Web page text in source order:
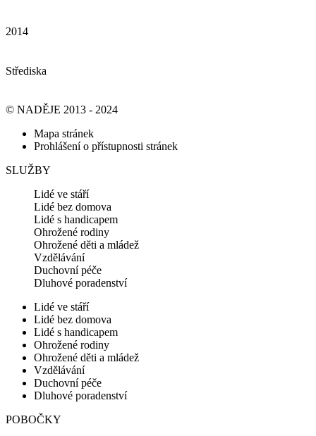
2014
Střediska
© NADĚJE 2013 - 2024
Mapa stránek
Prohlášení o přístupnosti stránek
SLUŽBY
Lidé ve stáří
Lidé bez domova
Lidé s handicapem
Ohrožené rodiny
Ohrožené děti a mládež
Vzdělávání
Duchovní péče
Dluhové poradenství
Lidé ve stáří
Lidé bez domova
Lidé s handicapem
Ohrožené rodiny
Ohrožené děti a mládež
Vzdělávání
Duchovní péče
Dluhové poradenství
POBOČKY